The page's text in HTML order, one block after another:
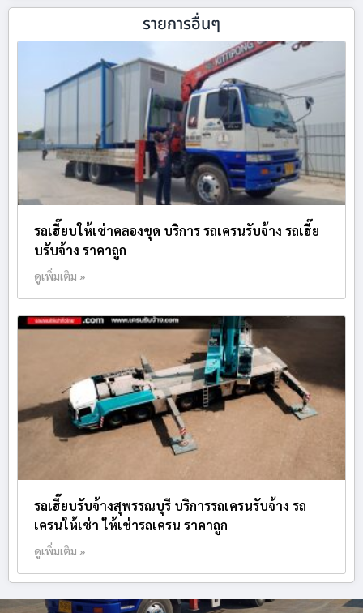
รายการอื่นๆ
รถเฮี๊ยบให้เช่าคลองขุด บริการ รถเครนรับจ้าง รถเฮี๊ย
บรับจ้าง ราคาถูก
ดูเพิ่มเติม »
รถเฮี๊ยบรับจ้างสุพรรณบุรี บริการรถเครนรับจ้าง รถ
เครนให้เช่า ให้เช่ารถเครน ราคาถูก
ดูเพิ่มเติม »